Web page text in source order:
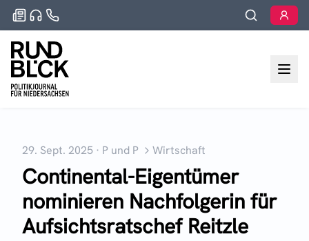
29. Sept. 2025 · P und P Wirtschaft
Continental-Eigentümer
nominieren Nachfolgerin für
Aufsichtsratschef Reitzle